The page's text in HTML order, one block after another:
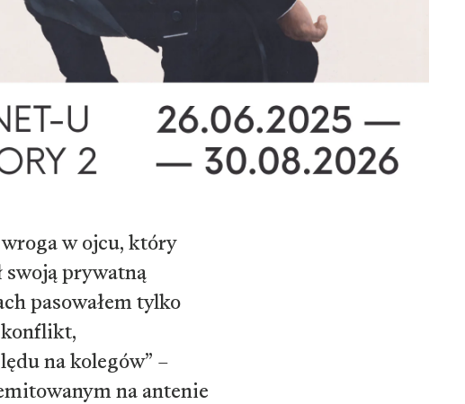
wroga w ojcu, który
swoją prywatną
pasowałem tylko
konflikt,
na kolegów” –
na antenie